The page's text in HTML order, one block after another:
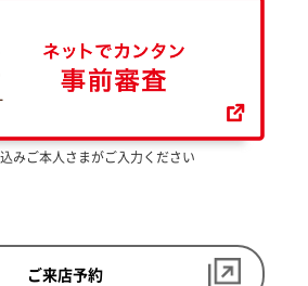
みご本人さまがご入力ください
ご来店予約